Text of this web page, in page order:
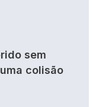
sem
colisão